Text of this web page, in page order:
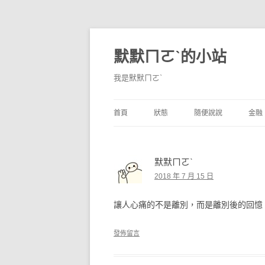
默默ㄇㄛˋ的小站
我是默默ㄇㄛˋ
首頁 狀態
獨白
隨便說說 金融
境
默默ㄇㄛˋ
2018 年 7 月 15 日
讓人心痛的不是離別，而是離別後的回憶
發佈留言